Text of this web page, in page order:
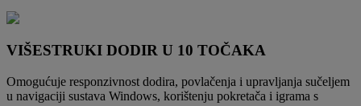
VIŠESTRUKI DODIR U 10 TOČAKA
Omogućuje responzivnost dodira, povlačenja i upravljanja sučeljem
u navigaciji sustava Windows, korištenju pokretača i igrama s